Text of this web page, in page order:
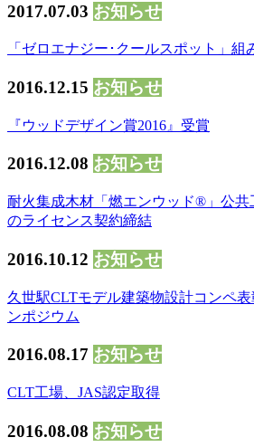
2017.07.03 お知らせ
「ゼロエナジー･クールスポット」組
2016.12.15 お知らせ
『ウッドデザイン賞2016』受賞
2016.12.08 お知らせ
耐火集成木材「燃エンウッド®」公共
のライセンス契約締結
2016.10.12 お知らせ
久世駅CLTモデル建築物設計コンペ
ンポジウム
2016.08.17 お知らせ
CLT工場、JAS認定取得
2016.08.08 お知らせ